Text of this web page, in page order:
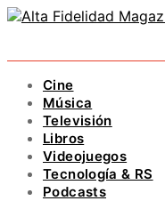
Cine
Música
Televisión
Libros
Videojuegos
Tecnología & RS
Podcasts